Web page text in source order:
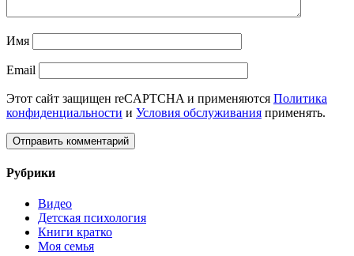
Имя
Email
Этот сайт защищен reCAPTCHA и применяются Политика
конфиденциальности и Условия обслуживания применять.
Рубрики
Видео
Детская психология
Книги кратко
Моя семья